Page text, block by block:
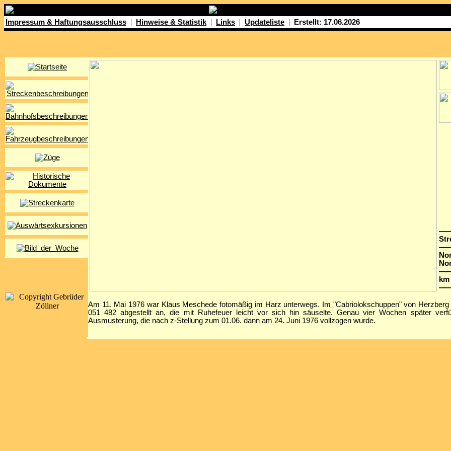
Impressum & Haftungsausschluss | Hinweise & Statistik | Links | Updateliste | Erstellt: 17.06.2026
Am 11. Mai 1976 war Klaus Meschede fotomäßig im Harz unterwegs. Im "Cabriolokschuppen" von
051 482 abgestellt an, die mit Ruhefeuer leicht vor sich hin säuselte. Genau vier Wochen später
Ausmusterung, die nach z-Stellung zum 01.06. dann am 24. Juni 1976 vollzogen wurde.